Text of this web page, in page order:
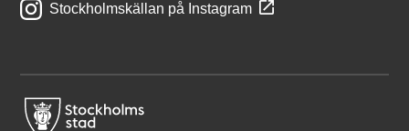
Stockholmskällan på Instagram